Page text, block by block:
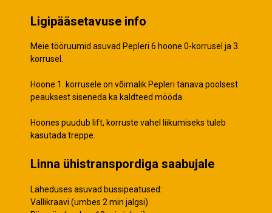
Ligipääsetavuse info
Meie tööruumid asuvad Pepleri 6 hoone 0-korrusel ja 3.
korrusel.
Hoone 1. korrusele on võimalik Pepleri tänava poolsest
peauksest siseneda ka kaldteed mööda.
Hoones puudub lift, korruste vahel liikumiseks tuleb
kasutada treppe.
Linna ühistranspordiga saabujale
Läheduses asuvad bussipeatused:
Vallikraavi (umbes 2 min jalgsi)